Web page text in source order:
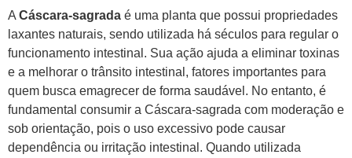
A Cáscara-sagrada é uma planta que possui propriedades
laxantes naturais, sendo utilizada há séculos para regular o
funcionamento intestinal. Sua ação ajuda a eliminar toxinas
e a melhorar o trânsito intestinal, fatores importantes para
quem busca emagrecer de forma saudável. No entanto, é
fundamental consumir a Cáscara-sagrada com moderação e
sob orientação, pois o uso excessivo pode causar
dependência ou irritação intestinal. Quando utilizada